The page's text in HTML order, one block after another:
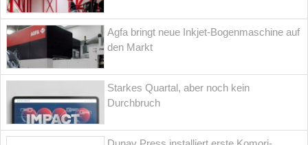
Agfa bringt neue Inkjet-Bogenmaschine auf
den Markt
Starkes Quartal, aber noch kein
Durchbruch